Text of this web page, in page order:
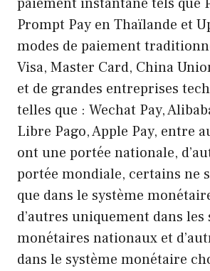
paiement instantané tels que
Prompt Pay en Thaïlande et
modes de paiement
Visa, Master Card, China
et de grandes entreprises
telles que : Wechat Pay,
Libre Pago, Apple Pay, entre
ont une portée nationale,
portée mondiale, certains ne
que dans le système
d’autres uniquement dans les
monétaires nationaux et
dans le système monétaire